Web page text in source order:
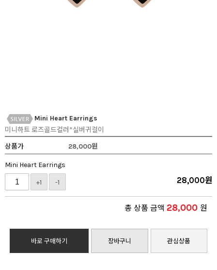
Mini Heart Earrings
미니하트 로즈골드컬러*실버귀걸이
상품가
28,000원
Mini Heart Earrings
+1 -1 28,000원
총 상품 금액 28,000 원
바로 구매하기 장바구니 관심상품